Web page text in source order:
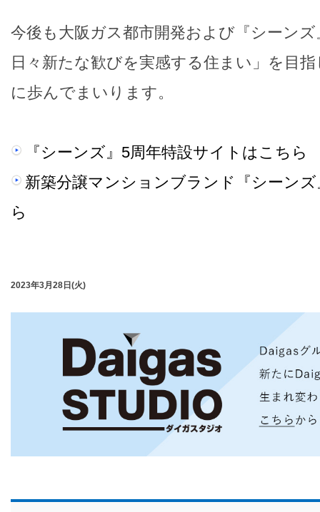
今後も大阪ガス都市開発および『シーン
日々新たな歓びを実感する住まい」を目
に歩んでまいります。
『シーンズ』5周年特設サイトはこちら
新築分譲マンションブランド『シーン
ら
2023年3月28日(火)